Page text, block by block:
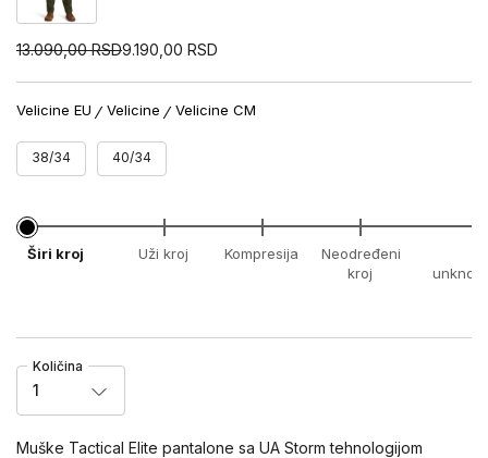
13.090,00 RSD9.190,00 RSD
Velicine EU Velicine Velicine CM
38/34 40/34
Širi kroj Uži kroj Kompresija
Neodređeni
kroj
Količina
1
Muške Tactical Elite pantalone sa UA Storm tehnologijom